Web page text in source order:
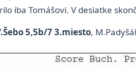
iba Tomášovi. V desiatke
5,5b/7 3.miesto,